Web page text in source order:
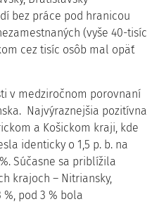
bez práce pod hranicou
(vyše 40-tisíc
cez tisíc osôb mal opäť
v medziročnom porovnaní
Najvýraznejšia pozitívna
a Košickom kraji, kde
identicky o 1,5 p. b. na
Súčasne sa priblížila
krajoch – Nitriansky,
%, pod 3 % bola